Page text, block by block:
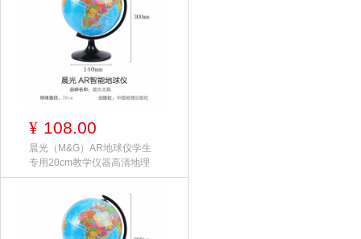
¥ 108.00
晨光（M&G）AR地球仪学生
专用20cm教学仪器高清地理